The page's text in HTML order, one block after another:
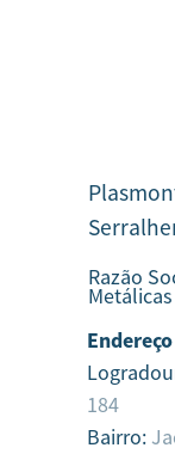
Razão
Endereço
184
Bairro: